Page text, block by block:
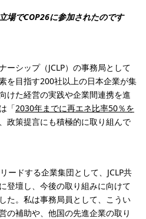
場でCOP26に参加されたのです
ーシップ（JCLP）の事務局として
を目指す200社以上の日本企業が集
けた経営の実践や企業間連携を進
「2030年までに再エネ比率50％を
政策提言にも積極的に取り組んで
ードする企業集団として、JCLP共
登壇し、今後の取り組みに向けて
た。私は事務局員として、こうい
の補助や、他国の先進企業の取り